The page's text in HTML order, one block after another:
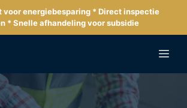
voor energiebesparing * Direct inspectie
* Snelle afhandeling voor subsidie